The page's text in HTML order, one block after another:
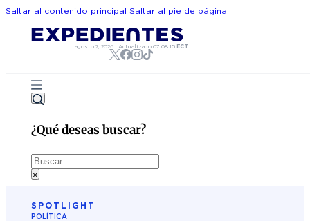
Saltar al contenido principal Saltar al pie de página
agosto 7, 2026| Actualizado 07:08:15 ECT
¿Qué deseas buscar?
Buscar
×
SPOTLIGHT
POLÍTICA